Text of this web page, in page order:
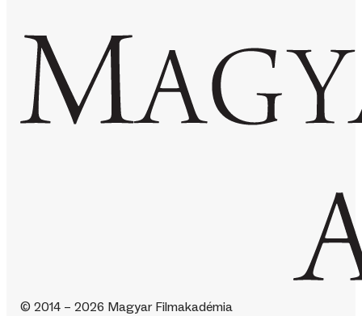
© 2014 – 2026 Magyar Filmakadémia